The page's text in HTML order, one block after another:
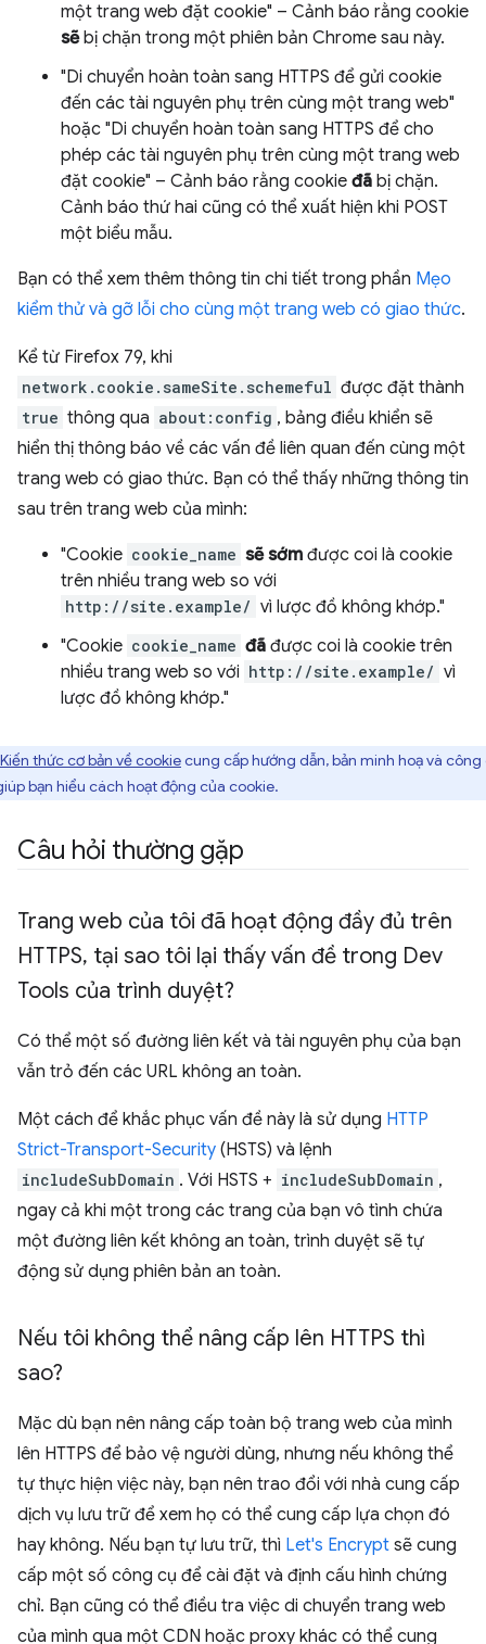
một trang web đặt cookie" – Cảnh báo rằng cookie
sẽbị chặn trong một phiên bản Chrome sau này.
"Di chuyển hoàn toàn sang HTTPS để gửi cookie
đến các tài nguyên phụ trên cùng một trang web"
hoặc "Di chuyển hoàn toàn sang HTTPS để cho
phép các tài nguyên phụ trên cùng một trang web
đặt cookie" – Cảnh báo rằng cookie đã bị chặn.
Cảnh báo thứ hai cũng có thể xuất hiện khi POST
một biểu mẫu.
Bạn có thể xem thêm thông tin chi tiết trong phần Mẹo
kiểm thử và gỡ lỗi cho cùng một trang web có giao thức.
Kể từ Firefox 79, khi
network.cookie.sameSite.schemeful được đặt thành
true thông qua about:config , bảng điều khiển sẽ
hiển thị thông báo về các vấn đề liên quan đến cùng một
trang web có giao thức. Bạn có thể thấy những thông tin
sau trên trang web của mình:
"Cookie cookie_name sẽ sớm được coi là cookie
trên nhiều trang web so với
http://site.example/ vì lược đồ không khớp."
"Cookie cookie_name đã được coi là cookie trên
nhiều trang web so với http://site.example/ vì
lược đồ không khớp."
Kiến thức cơ bản về cookiecung cấp hướng dẫn, bản minh hoạ và công
bạn hiểu cách hoạt động của cookie.
Câu hỏi thường gặp
Trang web của tôi đã hoạt động đầy đủ trên
HTTPS, tại sao tôi lại thấy vấn đề trong Dev
Tools của trình duyệt?
Có thể một số đường liên kết và tài nguyên phụ của bạn
vẫn trỏ đến các URL không an toàn.
Một cách để khắc phục vấn đề này là sử dụng HTTP
Strict-Transport-Security (HSTS) và lệnh
includeSubDomain . Với HSTS + includeSubDomain ,
ngay cả khi một trong các trang của bạn vô tình chứa
một đường liên kết không an toàn, trình duyệt sẽ tự
động sử dụng phiên bản an toàn.
Nếu tôi không thể nâng cấp lên HTTPS thì
sao?
Mặc dù bạn nên nâng cấp toàn bộ trang web của mình
lên HTTPS để bảo vệ người dùng, nhưng nếu không thể
tự thực hiện việc này, bạn nên trao đổi với nhà cung cấp
dịch vụ lưu trữ để xem họ có thể cung cấp lựa chọn đó
hay không. Nếu bạn tự lưu trữ, thì Let's Encrypt sẽ cung
cấp một số công cụ để cài đặt và định cấu hình chứng
chỉ. Bạn cũng có thể điều tra việc di chuyển trang web
của mình qua một CDN hoặc proxy khác có thể cung